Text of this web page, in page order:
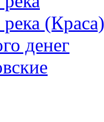
(Краса)
денег